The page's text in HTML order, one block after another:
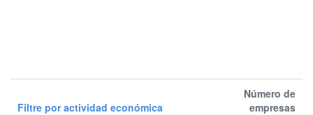
Filtre por actividad económica
Número de
empresas